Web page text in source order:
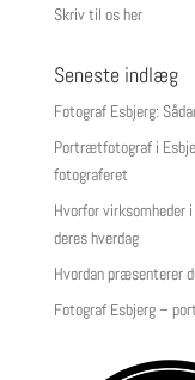
Skriv til os her
Seneste indlæg
Fotograf Esbjerg:
Portrætfotograf i
fotograferet
Hvorfor virksomheder
deres hverdag
Hvordan præsenterer
Fotograf Esbjerg –